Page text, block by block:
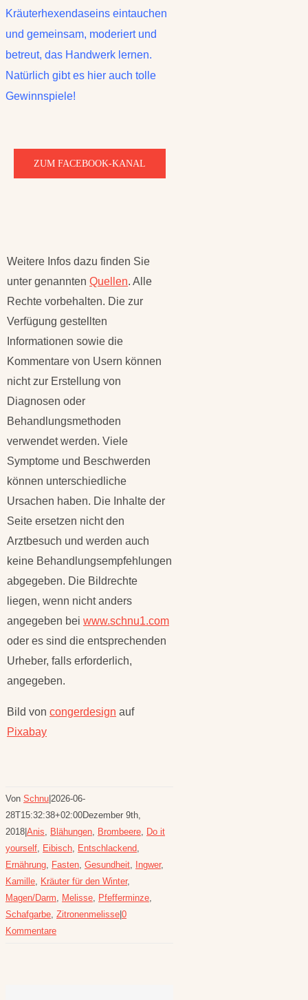
Kräuterhexendaseins eintauchen
und gemeinsam, moderiert und
betreut, das Handwerk lernen.
Natürlich gibt es hier auch tolle
Gewinnspiele!
ZUM FACEBOOK-KANAL
Weitere Infos dazu finden Sie
unter genannten Quellen. Alle
Rechte vorbehalten. Die zur
Verfügung gestellten
Informationen sowie die
Kommentare von Usern können
nicht zur Erstellung von
Diagnosen oder
Behandlungsmethoden
verwendet werden. Viele
Symptome und Beschwerden
können unterschiedliche
Ursachen haben. Die Inhalte der
Seite ersetzen nicht den
Arztbesuch und werden auch
keine Behandlungsempfehlungen
abgegeben. Die Bildrechte
liegen, wenn nicht anders
angegeben bei www.schnu1.com
oder es sind die entsprechenden
Urheber, falls erforderlich,
angegeben.
Bild von congerdesign auf
Pixabay
Von Schnu 2026-06-
28T15:32:38+02:00Dezember 9th,
2018 Anis, Blähungen, Brombeere, Do it
yourself, Eibisch, Entschlackend,
Ernährung, Fasten, Gesundheit, Ingwer,
Kamille, Kräuter für den Winter,
Magen/Darm, Melisse, Pfefferminze,
Schafgarbe, Zitronenmelisse 0
Kommentare